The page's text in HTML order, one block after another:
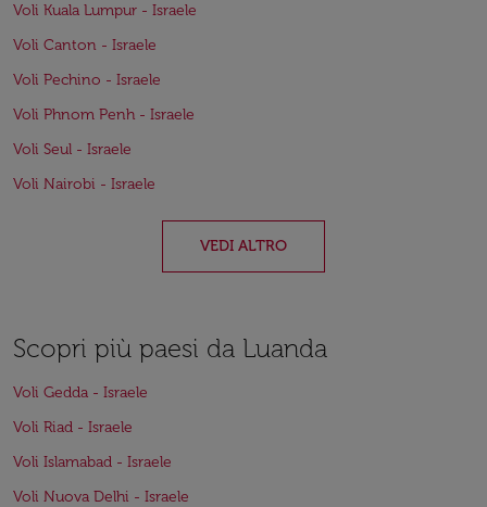
Voli Kuala Lumpur - Israele
Voli Canton - Israele
Voli Pechino - Israele
Voli Phnom Penh - Israele
Voli Seul - Israele
Voli Nairobi - Israele
VEDI ALTRO
Scopri più paesi da Luanda
Voli Gedda - Israele
Voli Riad - Israele
Voli Islamabad - Israele
Voli Nuova Delhi - Israele